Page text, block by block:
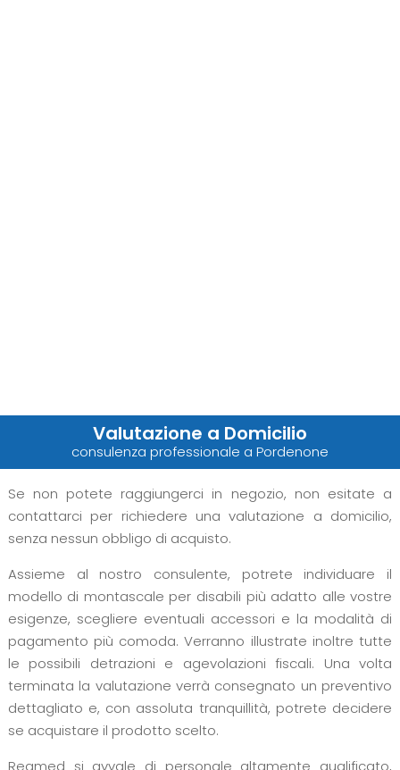
Valutazione a Domicilio
consulenza professionale a Pordenone
Se non potete raggiungerci in negozio, non esitate a
contattarci per richiedere una valutazione a domicilio,
senza nessun obbligo di acquisto.
Assieme al nostro consulente, potrete individuare il
modello di montascale per disabili più adatto alle vostre
esigenze, scegliere eventuali accessori e la modalità di
pagamento più comoda. Verranno illustrate inoltre tutte
le possibili detrazioni e agevolazioni fiscali. Una volta
terminata la valutazione verrà consegnato un preventivo
dettagliato e, con assoluta tranquillità, potrete decidere
se acquistare il prodotto scelto.
Reamed si avvale di personale altamente qualificato,